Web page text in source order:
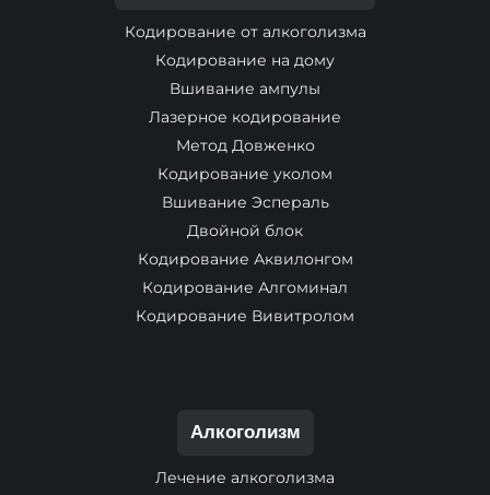
Кодирование от алкоголизма
Кодирование на дому
Вшивание ампулы
Лазерное кодирование
Метод Довженко
Кодирование уколом
Вшивание Эспераль
Двойной блок
Кодирование Аквилонгом
Кодирование Алгоминал
Кодирование Вивитролом
Алкоголизм
Лечение алкоголизма